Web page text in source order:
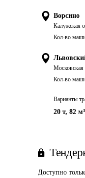
Ворсино
Калужская
Кол-во
Московская
Кол-во
Варианты
20 т, 82 м³
Доступно